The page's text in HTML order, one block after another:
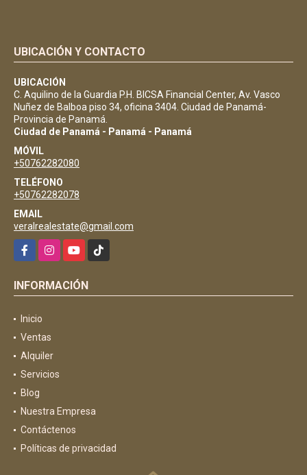
UBICACIÓN Y CONTACTO
UBICACIÓN
C. Aquilino de la Guardia P.H. BICSA Financial Center, Av. Vasco
Nuñez de Balboa piso 34, oficina 3404. Ciudad de Panamá-
Provincia de Panamá.
Ciudad de Panamá - Panamá - Panamá
MÓVIL
+50762282080
TELÉFONO
+50762282078
EMAIL
veralrealestate@gmail.com
FacebookInstagramYouTubeTikTok
INFORMACIÓN
Inicio
Ventas
Alquiler
Servicios
Blog
Nuestra Empresa
Contáctenos
Políticas de privacidad